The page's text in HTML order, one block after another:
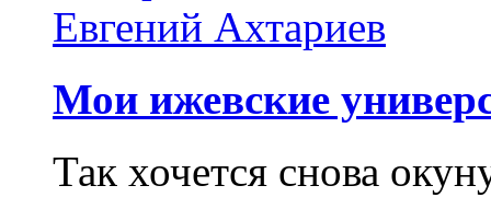
Евгений Ахтариев
Мои ижевские
Так хочется снова